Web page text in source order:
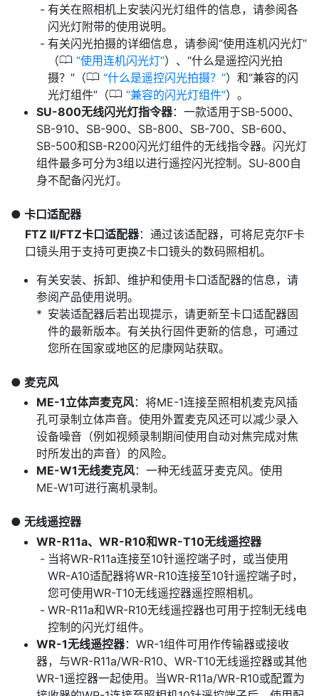
有关在照相机上安装闪光灯组件的信息，请参阅各
闪光灯附带的使用说明。
有关闪光拍摄的详细信息，请参阅“使用连机闪光灯”
（0 使用连机闪光灯 ）、“什么是遥控闪光拍
摄？”（0 什么是遥控闪光拍摄？
）和“兼容的闪
光灯组件”（0 兼容的闪光灯组件 ）。
SU-800无线闪光灯指令器：一款适用于SB-5000、
SB-910、SB-900、SB-800、SB-700、SB-600、
SB-500和SB-R200闪光灯组件的无线指令器。闪光灯
组件最多可分为3组以进行遥控闪光控制。SU‑800自
身不配备闪光灯。
卡口适配器
FTZ II/FTZ卡口适配器：通过该适配器，可将尼克尔F卡
口镜头用于支持可更换Z卡口镜头的数码照相机。
有关安装、拆卸、维护和使用卡口适配器的信息，请
参阅产品使用说明。
安装适配器后若出现提示，请更新至卡口适配器固
件的最新版本。有关执行固件更新的信息，可通过
您所在国家或地区的尼康网站获取。
麦克风
ME-1立体声麦克风：将ME-1连接至照相机麦克风插
孔可录制立体声音。使用外置麦克风还可以减少录入
设备噪音（例如视频录制期间使用自动对焦完成对焦
时所发出的声音）的风险。
ME-W1无线麦克风：一种无线蓝牙麦克风。使用
ME‑W1可进行离机录制。
无线遥控器
WR-R11a、WR-R10和WR-T10无线遥控器
当将WR-R11a连接至10针遥控端子时，或当使用
WR-A10适配器将WR-R10连接至10针遥控端子时，
您可使用WR-T10无线遥控器遥控照相机。
WR-R11a和WR-R10无线遥控器也可用于控制无线电
控制的闪光灯组件。
WR-1无线遥控器：WR-1组件可用作传输器或接收
器，与WR-R11a/WR-R10、WR-T10无线遥控器或其他
WR-1遥控器一起使用。当WR-R11a/WR-R10或配置为